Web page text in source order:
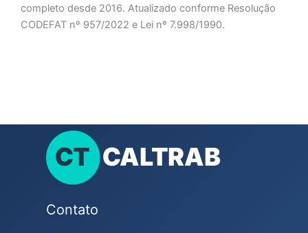
completo desde 2016. Atualizado conforme Resolução
CODEFAT nº 957/2022 e Lei nº 7.998/1990.
Contato